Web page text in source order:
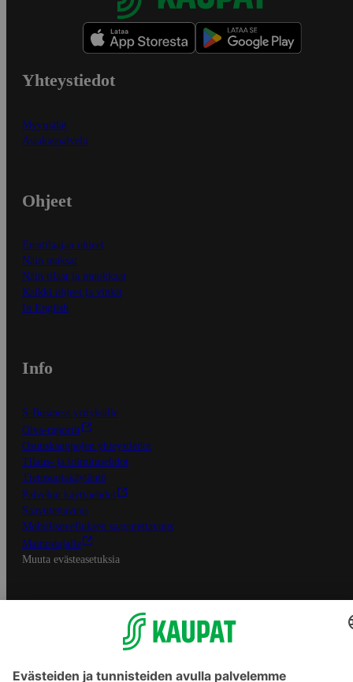
Yhteystiedot
Myymälät
Asiakaspalvelu
Ohjeet
Ensitilaajan ohjeet
Näin maksat
Näin tilaat ja muokkaat
Kaikki ohjeet ja vinkit
In English
Info
S-Business yrityksille
Oiva-raportit
Osuuskauppojen yhteystiedot
Tilaus- ja toimitusehdot
Tietosuojakäytäntö
Palvelun käyttöehdot
Saavutettavuus
Mobiilisovelluksen saavutettavuus
Mainostajalle
Muuta evästeasetuksia
S-ryhmän palvelut